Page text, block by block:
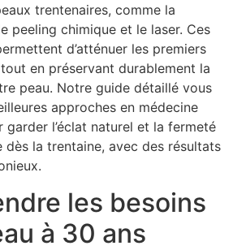
trentenaires, comme la
peeling chimique et le laser. Ces
d’atténuer les premiers
tout en préservant durablement la
peau. Notre guide détaillé vous
approches en médecine
garder l’éclat naturel et la fermeté
dès la trentaine, avec des résultats
les besoins
à 30 ans